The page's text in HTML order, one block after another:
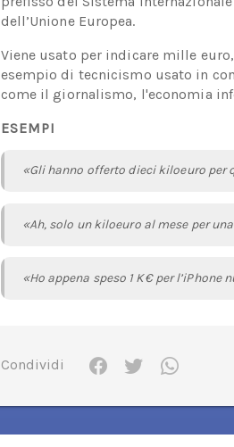
dell’Unione Europea.
Viene usato per indicare mille
esempio di tecnicismo usato in
come il giornalismo, l'economia
ESEMPI
«Gli hanno offerto dieci kiloeuro per
«Ah, solo un kiloeuro al mese per
«Ho appena speso 1 K€ per l’iPhone
Condividi